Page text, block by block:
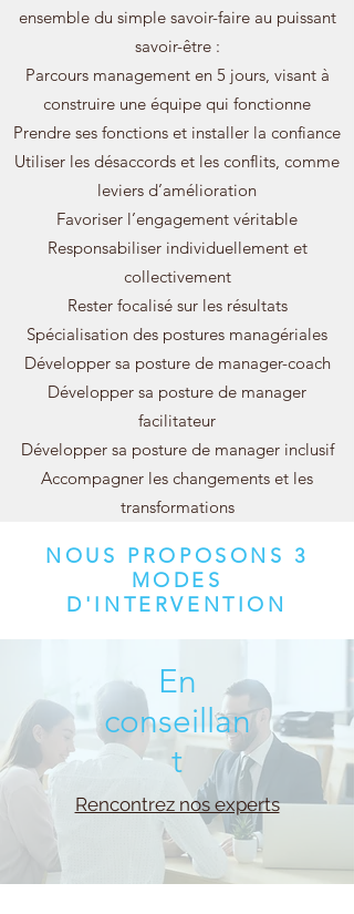
ensemble du simple savoir-faire au puissant
savoir-être :
Parcours management en 5 jours, visant à
construire une équipe qui fonctionne
Prendre ses fonctions et installer la confiance
Utiliser les désaccords et les conflits, comme
leviers d’amélioration
Favoriser l’engagement véritable
Responsabiliser individuellement et
collectivement
Rester focalisé sur les résultats
Spécialisation des postures managériales
Développer sa posture de manager-coach
Développer sa posture de manager
facilitateur
Développer sa posture de manager inclusif
Accompagner les changements et les
transformations​​
NOUS PROPOSONS 3
MODES
D'INTERVENTION
En
conseillan
t
Rencontrez nos experts